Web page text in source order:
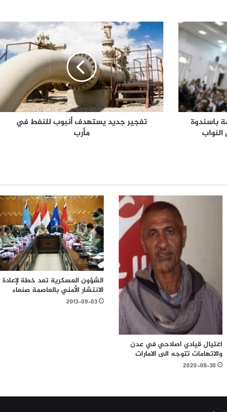
باسندوة
تفجير جديد يستهدف أنبوب للنفط في
مأرب
اغتيال قيادي اصلاحي في عدن
والاتهامات تتوجه الى الامارات
2020-08-30
الشؤون العسكرية تعد خطة لإعادة
الانتشار الأمني بالعاصمة صنعاء
2013-09-03